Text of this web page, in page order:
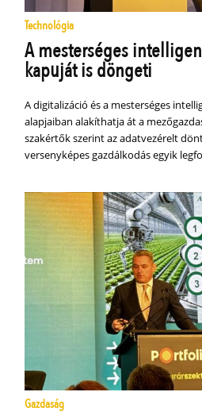
Technológia
A mesterséges
kapuját is döngeti
A digitalizáció és a mesterséges
alapjaiban alakíthatja át a
szakértők szerint az adatvezérelt
versenyképes gazdálkodás egyik
Gazdaság